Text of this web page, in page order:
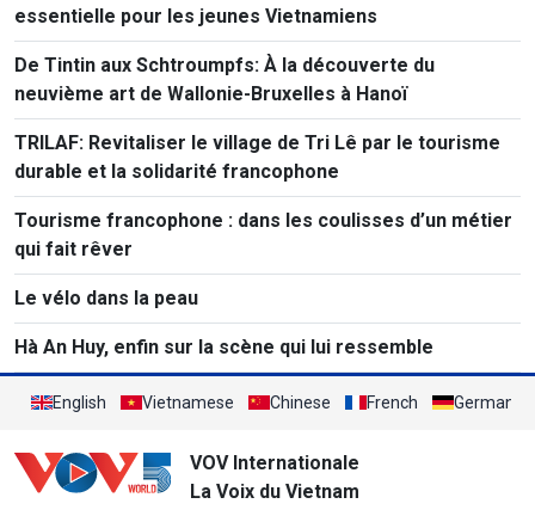
essentielle pour les jeunes Vietnamiens
De Tintin aux Schtroumpfs: À la découverte du
neuvième art de Wallonie-Bruxelles à Hanoï
TRILAF: Revitaliser le village de Tri Lê par le tourisme
durable et la solidarité francophone
Tourisme francophone : dans les coulisses d’un métier
qui fait rêver
Le vélo dans la peau
Hà An Huy, enfin sur la scène qui lui ressemble
English Vietnamese Chinese French German
VOV Internationale
La Voix du Vietnam